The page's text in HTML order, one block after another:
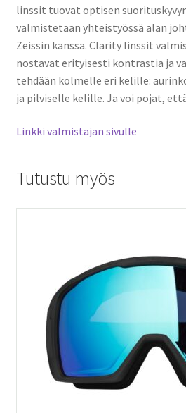
linssit tuovat optisen
valmistetaan yhteistyössä alan
Zeissin kanssa. Clarity linssit
nostavat erityisesti kontrastia ja
tehdään kolmelle eri kelille:
ja pilviselle kelille. Ja voi pojat,
Linkki valmistajan sivulle
Tutustu myös